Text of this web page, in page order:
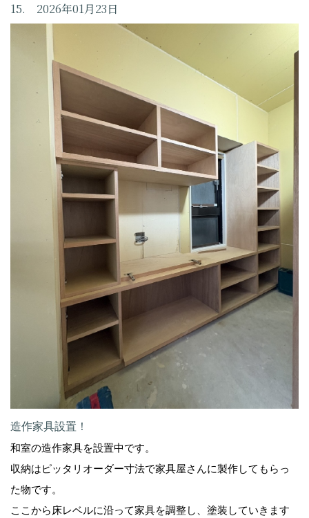
15. 2026年01月23日
造作家具設置！
和室の造作家具を設置中です。
収納はピッタリオーダー寸法で家具屋さんに製作してもらっ
た物です。
ここから床レベルに沿って家具を調整し、塗装していきます